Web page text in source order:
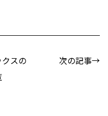
スの
次の記事→